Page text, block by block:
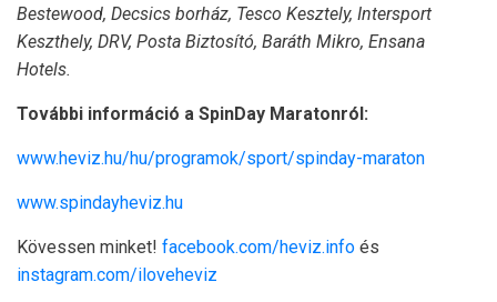
Bestewood, Decsics borház, Tesco Kesztely, Intersport
Keszthely, DRV, Posta Biztosító, Baráth Mikro, Ensana
Hotels.
További információ a SpinDay Maratonról:
www.heviz.hu/hu/programok/sport/spinday-maraton
www.spindayheviz.hu
Kövessen minket! facebook.com/heviz.info és
instagram.com/iloveheviz